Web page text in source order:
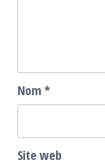
Nom *
Site web